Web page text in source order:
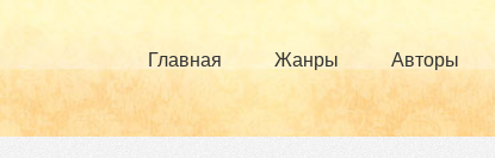
Главная Жанры Авторы